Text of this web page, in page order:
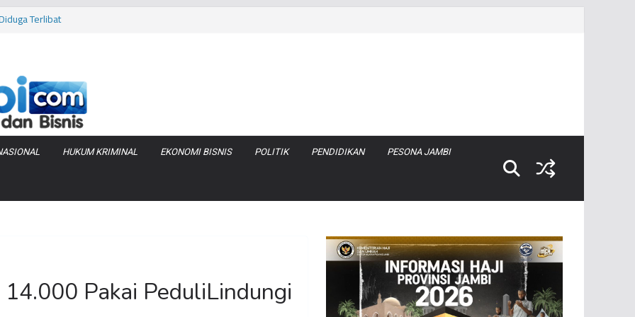
Terlibat
Jadi Rp
Zenix di
HUKUM KRIMINAL EKONOMI BISNIS POLITIK PENDIDIKAN PESONA JAMBI
Pakai PeduliLindungi